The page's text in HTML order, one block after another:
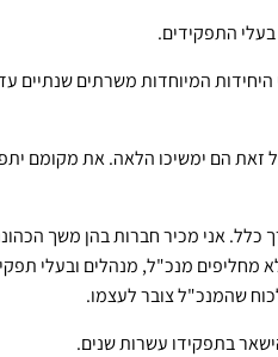
התפקידים.
המיוחדות משרתים שנתיים
זאת הם ימשיכו הלאה. את מקומם
כלל. אני מכיר חברות בהן משך
מחליפים מנכ"ל, מנהלים ובעלי
שהמנכ"ל צובר לעצמו.
בתפקידו עשרות שנים.